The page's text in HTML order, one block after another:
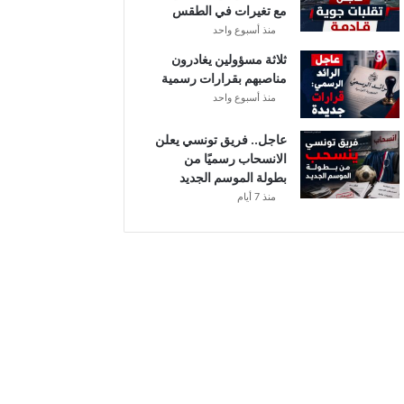
مع تغيرات في الطقس
منذ أسبوع واحد
ثلاثة مسؤولين يغادرون
مناصبهم بقرارات رسمية
منذ أسبوع واحد
عاجل.. فريق تونسي يعلن
الانسحاب رسميًا من
بطولة الموسم الجديد
منذ 7 أيام